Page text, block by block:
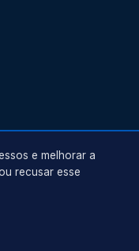
e melhorar a
recusar esse